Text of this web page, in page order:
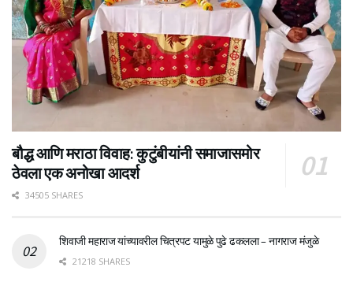
बौद्ध आणि मराठा विवाह: कुटुंबीयांनी समाजासमोर
ठेवला एक अनोखा आदर्श
34505 SHARES
शिवाजी महाराज यांच्यावरील चित्रपट यामुळे पुढे ढकलला – नागराज मंजुळे
21218 SHARES